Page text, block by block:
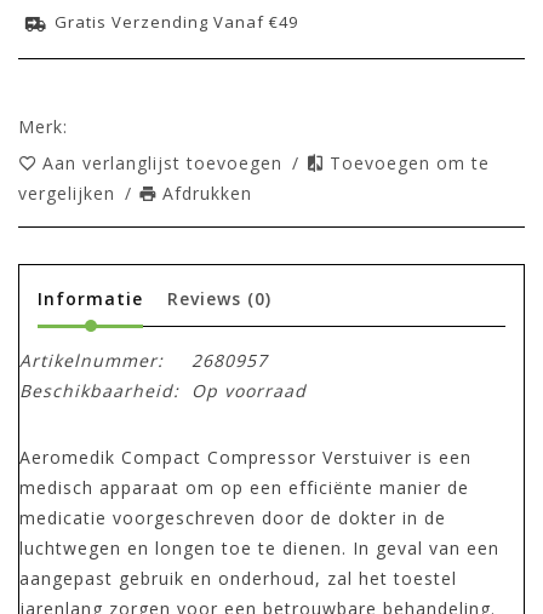
Gratis Verzending Vanaf €49
Merk:
Aan verlanglijst toevoegen /
Toevoegen om te
vergelijken / Afdrukken
Informatie Reviews (0)
Artikelnummer:
2680957
Beschikbaarheid:
Op voorraad
Aeromedik Compact Compressor Verstuiver is een
medisch apparaat om op een efficiënte manier de
medicatie voorgeschreven door de dokter in de
luchtwegen en longen toe te dienen. In geval van een
aangepast gebruik en onderhoud, zal het toestel
jarenlang zorgen voor een betrouwbare behandeling.